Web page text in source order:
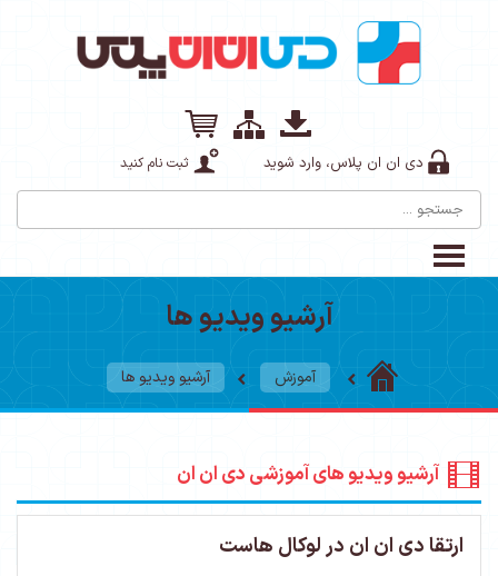
دی ان ان پلاس، وارد شوید ثبت نام کنید
آرشیو ویدیو ها
آموزش آرشیو ویدیو ها
آرشیو ویدیو های آموزشی دی ان ان
ارتقا دی ان ان در لوکال هاست